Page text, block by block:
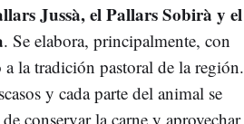
Jussà, el Pallars Sobirà y el
. Se elabora, principalmente, con
la tradición pastoral de la región.
y cada parte del animal se
conservar la carne y aprovechar